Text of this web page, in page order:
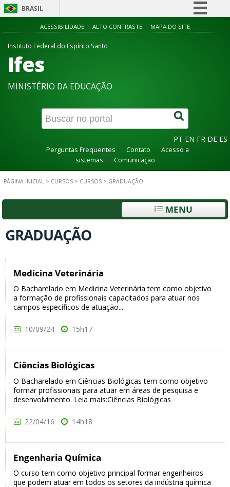
BRASIL
Simplifique!
Canais
ACESSIBILIDADE ALTO CONTRASTE MAPA DO SITE
Instituto Federal do Espírito Santo
Ifes
MINISTÉRIO DA EDUCAÇÃO
PT EN FR DE ES
Perguntas Frequentes Contato
Acesso a
sistemas
Comunicação
PÁGINA INICIAL > CURSOS > CURSOS > GRADUAÇÃO
MENU
GRADUAÇÃO
Medicina Veterinária
O Bacharelado em Medicina Veterinária tem como objetivo
a formação de profissionais capacitados para atuar nos
campos específicos de atuação...
10/09/24 15h17
Ciências Biológicas
O Bacharelado em Ciências Biológicas tem como objetivo
formar profissionais para atuar em áreas de pesquisa e
desenvolvimento. Leia mais:Ciências Biológicas
22/04/16 14h18
Engenharia Química
O curso tem como objetivo principal formar engenheiros
que podem atuar em todos os setores da indústria química